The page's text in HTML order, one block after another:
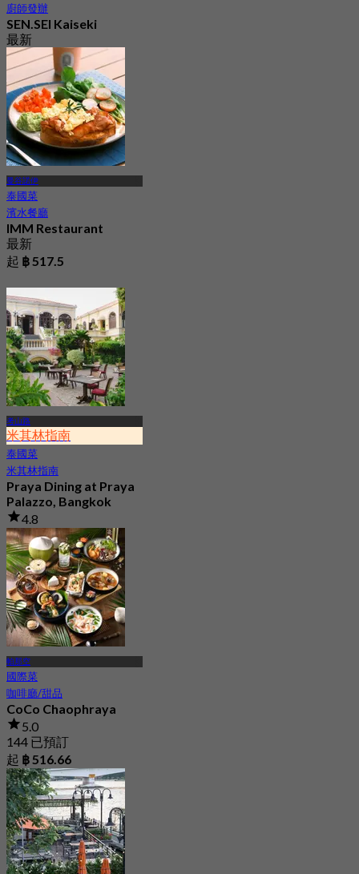
廚師發辦
SEN.SEI Kaiseki
最新
4.9
起 ฿ 2,295
曼谷諾伊
泰國菜
濱水餐廳
IMM Restaurant
最新
起 ฿ 517.5
考山路
米其林指南
泰國菜
米其林指南
Praya Dining at Praya
Palazzo, Bangkok
4.8
1.1K 已預訂
起฿ 440
帕那空
國際菜
咖啡廳/甜品
CoCo Chaophraya
5.0
144 已預訂
起 ฿ 516.66